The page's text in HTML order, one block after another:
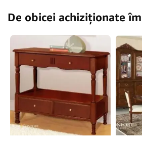
De obicei achiziționate